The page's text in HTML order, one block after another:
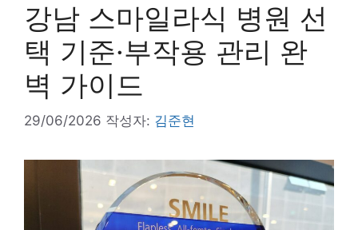
강남 스마일라식 병원 선
택 기준·부작용 관리 완
벽 가이드
29/06/2026 작성자: 김준현